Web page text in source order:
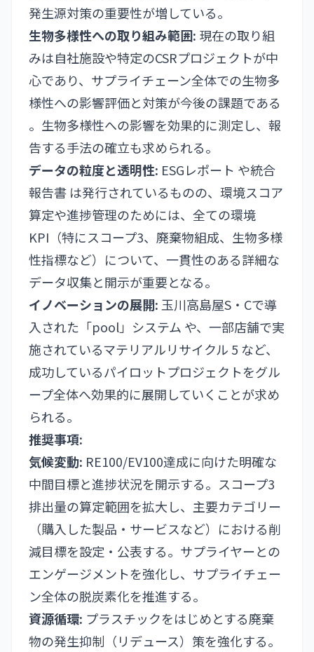
発生源対策の重要性が増している。
生物多様性への取り組み範囲: 現在の取り組
みは自社施設や特定のCSRプロジェクトが中
心であり、サプライチェーン全体での生物多
様性への影響評価と対策が今後の課題である
。生物多様性への影響を効果的に測定し、報
告する手法の確立も求められる。
データの粒度と透明性: ESGレポート や統合
報告書 は発行されているものの、環境スコア
算定や進捗管理のためには、全ての環境
KPI（特にスコープ3、廃棄物組成、生物多様
性指標など）について、一貫性のある詳細な
データ収集と開示が重要となる。
イノベーションの展開: 玉川高島屋S・Cで導
入された「pool」システム や、一部店舗で実
施されているマテリアルリサイクル 5 など、
成功しているパイロットプロジェクトをグル
ープ全体へ効果的に展開していくことが求め
られる。
推奨事項:
気候変動: RE100/EV100達成に向けた明確な
中間目標と進捗状況を開示する。スコープ3
排出量の算定範囲を拡大し、主要カテゴリー
（購入した製品・サービスなど）における削
減目標を設定・公表する。サプライヤーとの
エンゲージメントを強化し、サプライチェー
ン全体の脱炭素化を推進する。
資源循環: プラスチックをはじめとする廃棄
物の発生抑制（リデュース）策を強化する。